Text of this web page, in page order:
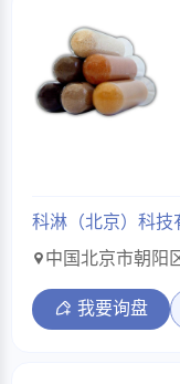
科淋（北京）科技
中国北京市朝阳
我要询盘